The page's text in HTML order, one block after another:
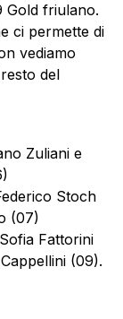
Gold friulano.
ci permette di
vediamo
del
Zuliani e
Stoch
(07)
Fattorini
(09).